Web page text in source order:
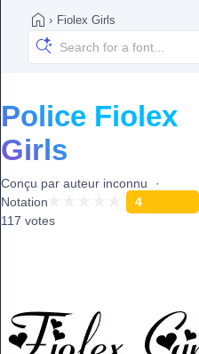
› Fiolex Girls
Police Fiolex
Girls
Conçu par auteur inconnu
Notation
4
117 votes